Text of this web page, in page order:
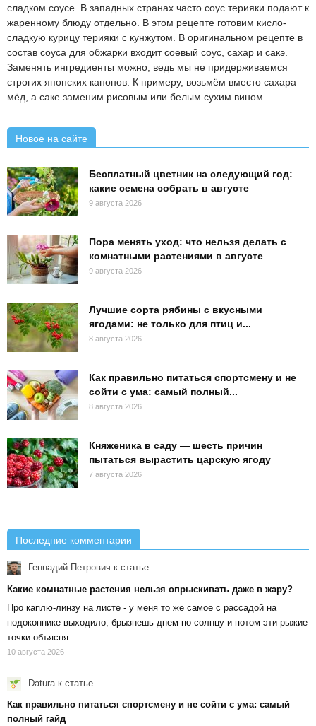
сладком соусе. В западных странах часто соус терияки подают к
жаренному блюду отдельно. В этом рецепте готовим кисло-
сладкую курицу терияки с кунжутом. В оригинальном рецепте в
состав соуса для обжарки входит соевый соус, сахар и сакэ.
Заменять ингредиенты можно, ведь мы не придерживаемся
строгих японских канонов. К примеру, возьмём вместо сахара
мёд, а саке заменим рисовым или белым сухим вином.
Новое на сайте
Бесплатный цветник на следующий год:
какие семена собрать в августе
9 августа 2026
Пора менять уход: что нельзя делать с
комнатными растениями в августе
9 августа 2026
Лучшие сорта рябины с вкусными
ягодами: не только для птиц и...
8 августа 2026
Как правильно питаться спортсмену и не
сойти с ума: самый полный...
8 августа 2026
Княженика в саду — шесть причин
пытаться вырастить царскую ягоду
7 августа 2026
Последние комментарии
Геннадий Петрович к статье
Какие комнатные растения нельзя опрыскивать даже в жару?
Про каплю-линзу на листе - у меня то же самое с рассадой на
подоконнике выходило, брызнешь днем по солнцу и потом эти рыжие
точки объясня...
10 августа 2026
Datura к статье
Как правильно питаться спортсмену и не сойти с ума: самый
полный гайд